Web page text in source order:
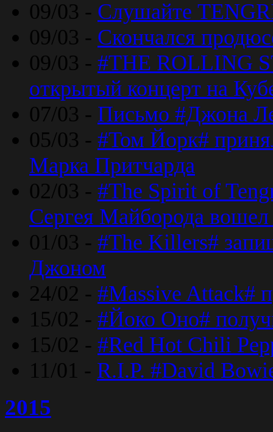
09/03 - Слушайте
09/03 - Скончался
09/03 - #THE ROLLING
открытый концерт на
07/03 - Письмо #Джона
05/03 - #Том Йорк#
Марка Притчарда
02/03 - #The Spirit of
Сергея Майборода
01/03 - #The Killers#
Джоном
24/02 - #Massive Attack#
15/02 - #Йоко Оно#
15/02 - #Red Hot Chili
11/01 - R.I.P. #David
2015